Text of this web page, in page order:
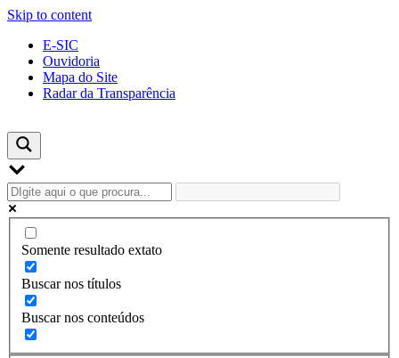
Skip to content
E-SIC
Ouvidoria
Mapa do Site
Radar da Transparência
Somente resultado extato
Buscar nos títulos
Buscar nos conteúdos